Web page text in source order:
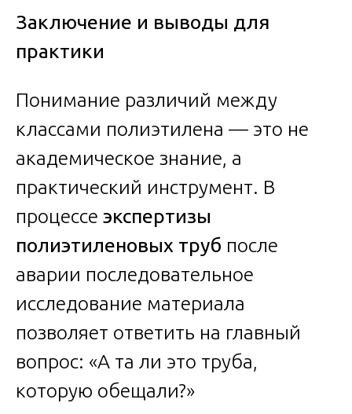
Заключение и выводы для
практики
Понимание различий между
классами полиэтилена — это не
академическое знание, а
практический инструмент. В
процессе экспертизы
полиэтиленовых труб после
аварии последовательное
исследование материала
позволяет ответить на главный
вопрос: «А та ли это труба,
которую обещали?»